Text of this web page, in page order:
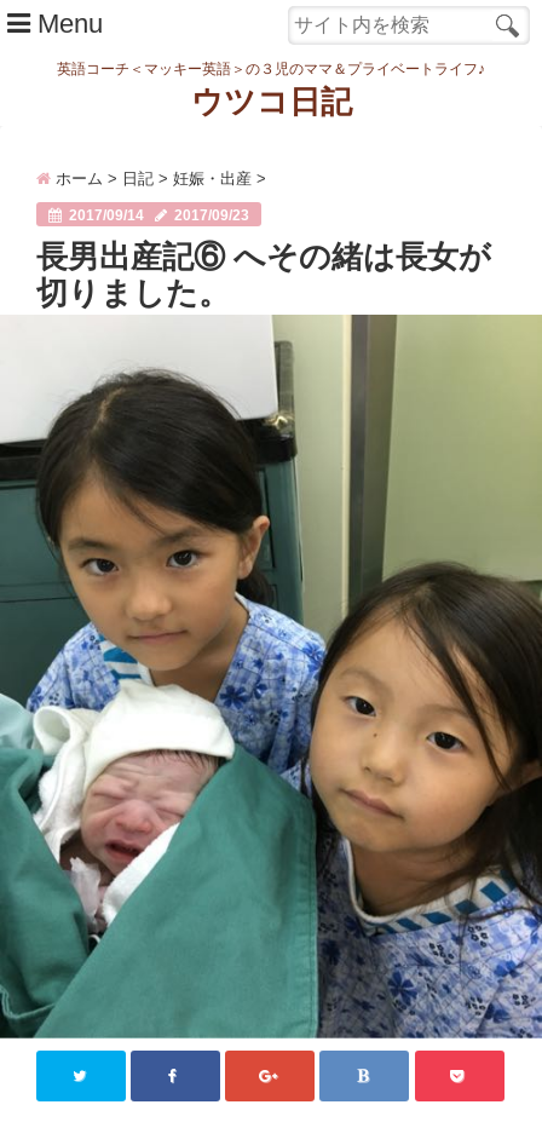
Menu
まなむすめ
家族ネタ
スタディ
転勤・引越
妊娠・出産
ジモティー情報
沖縄
徳島
香川
東京
ロンドン
旅行
国内旅行
四国八十八か所めぐり
海外旅行
おうち居酒屋
感想・レビュー
英語コーチ＜マッキー英語＞の３児のママ＆プライベートライフ♪
ウツコ日記
ホーム > 日記 > 妊娠・出産 >
2017/09/14 2017/09/23
長男出産記⑥ へその緒は長女が
切りました。